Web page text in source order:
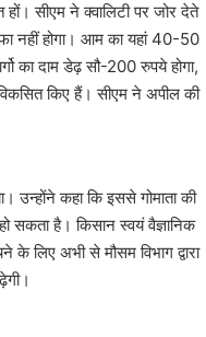
हों। सीएम ने क्वालिटी पर जोर देते
नहीं होगा। आम का यहां 40-50
का दाम डेढ़ सौ-200 रुपये होगा,
किए हैं। सीएम ने अपील की
उन्होंने कहा कि इससे गोमाता की
सकता है। किसान स्वयं वैज्ञानिक
लिए अभी से मौसम विभाग द्वारा